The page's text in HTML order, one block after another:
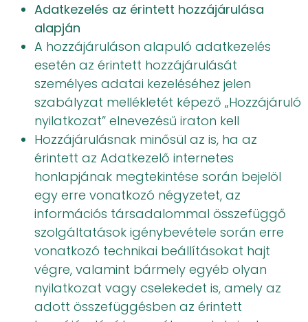
Adatkezelés az érintett hozzájárulása
alapján
A hozzájáruláson alapuló adatkezelés
esetén az érintett hozzájárulását
személyes adatai kezeléséhez jelen
szabályzat mellékletét képező „Hozzájáruló
nyilatkozat” elnevezésű iraton kell
Hozzájárulásnak minősül az is, ha az
érintett az Adatkezelő internetes
honlapjának megtekintése során bejelöl
egy erre vonatkozó négyzetet, az
információs társadalommal összefüggő
szolgáltatások igénybevétele során erre
vonatkozó technikai beállításokat hajt
végre, valamint bármely egyéb olyan
nyilatkozat vagy cselekedet is, amely az
adott összefüggésben az érintett